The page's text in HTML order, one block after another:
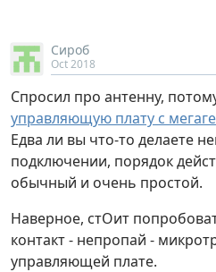
Сироб
Oct 2018
Спросил про антенну,
управляющую плату с
Едва ли вы что-то делаете
подключении, порядок
обычный и очень простой.
Наверное, стОит
контакт - непропай -
управляющей плате.